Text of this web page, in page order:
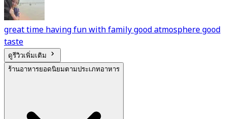
great time having fun with family good atmosphere good
taste
ดูรีวิวเพิ่มเติม
ร้านอาหารยอดนิยมตามประเภทอาหาร